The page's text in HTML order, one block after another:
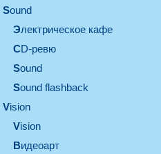
sound
электрическое кафе
CD-ревю
sound
Sound flashback
vision
vision
видеоарт